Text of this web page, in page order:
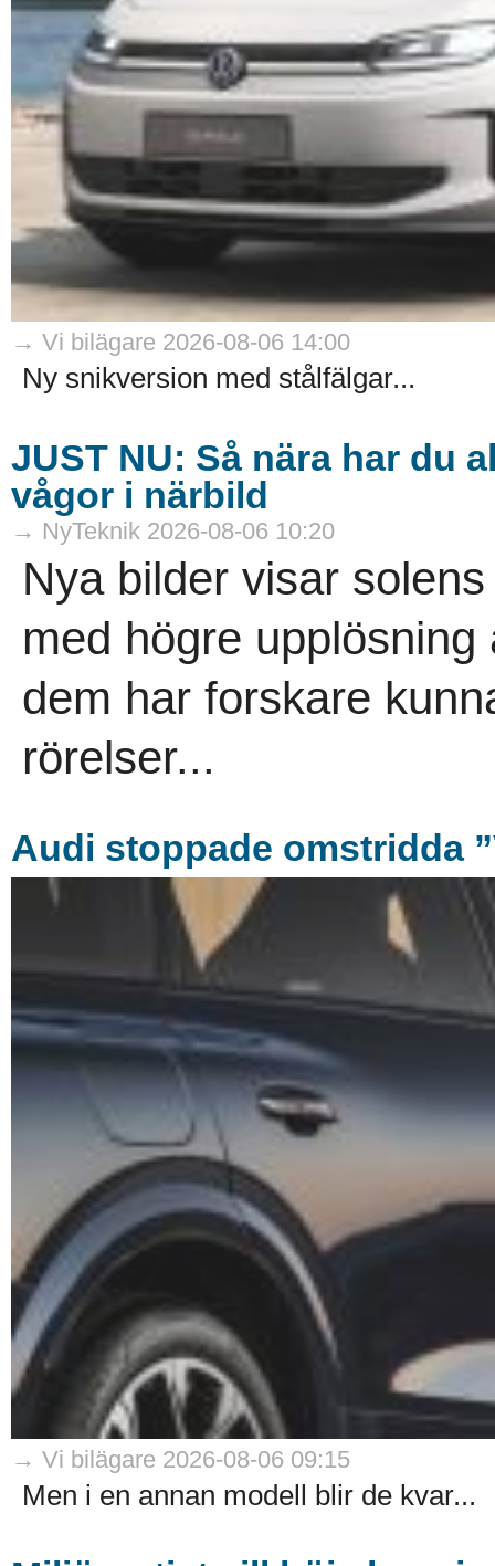
→ Vi bilägare 2026-08-06 14:00
Ny snikversion med stålfälgar...
JUST NU: Så nära har du
vågor i närbild
→ NyTeknik 2026-08-06 10:20
Nya bilder visar
med högre
dem har forskare
rörelser...
Audi stoppade omstridda
→ Vi bilägare 2026-08-06 09:15
Men i en annan modell blir de kvar...